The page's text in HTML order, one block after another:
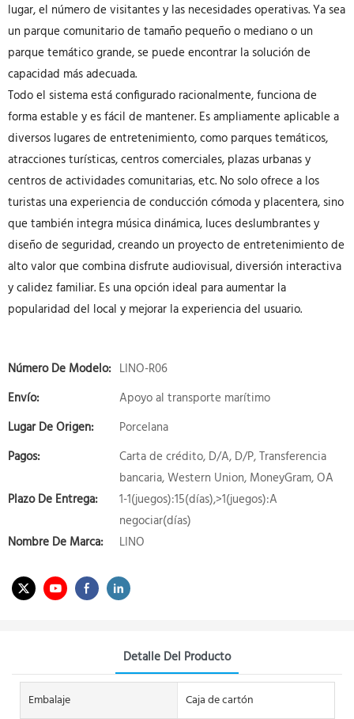
lugar, el número de visitantes y las necesidades operativas. Ya sea
un parque comunitario de tamaño pequeño o mediano o un
parque temático grande, se puede encontrar la solución de
capacidad más adecuada.
Todo el sistema está configurado racionalmente, funciona de
forma estable y es fácil de mantener. Es ampliamente aplicable a
diversos lugares de entretenimiento, como parques temáticos,
atracciones turísticas, centros comerciales, plazas urbanas y
centros de actividades comunitarias, etc. No solo ofrece a los
turistas una experiencia de conducción cómoda y placentera, sino
que también integra música dinámica, luces deslumbrantes y
diseño de seguridad, creando un proyecto de entretenimiento de
alto valor que combina disfrute audiovisual, diversión interactiva
y calidez familiar. Es una opción ideal para aumentar la
popularidad del local y mejorar la experiencia del usuario.
Número De Modelo: LINO-R06
Envío:
Apoyo al transporte marítimo
Lugar De Origen:
Porcelana
Pagos:
Carta de crédito, D/A, D/P, Transferencia
bancaria, Western Union, MoneyGram, OA
Plazo De Entrega:
1-1(juegos):15(días),>1(juegos):A
negociar(días)
Nombre De Marca:
LINO
Detalle Del Producto
Embalaje
Caja de cartón